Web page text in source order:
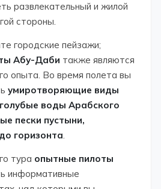
развлекательный и жилой
стороны.
городские пейзажи;
Абу-Даби также являются
опыта. Во время полета вы
умиротворяющие виды
голубые воды Арабского
пески пустыни,
горизонта.
тура опытные пилоты
информативные